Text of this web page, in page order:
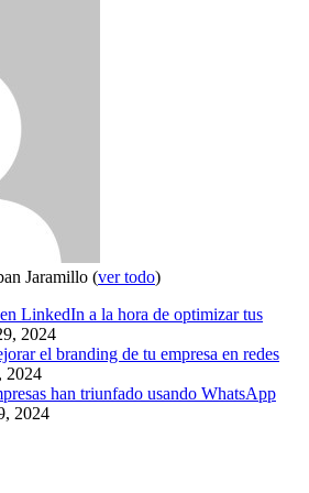
Jaramillo (ver todo)
LinkedIn a la hora de optimizar tus
2024
el branding de tu empresa en redes
2024
han triunfado usando WhatsApp
2024